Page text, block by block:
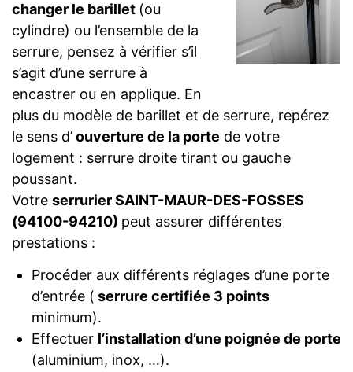
changer le barillet (ou
cylindre) ou l’ensemble de la
serrure, pensez à vérifier s’il
s’agit d’une serrure à
encastrer ou en applique. En
plus du modèle de barillet et de serrure, repérez
le sens d’ouverture de la porte de votre
logement : serrure droite tirant ou gauche
poussant.
Votre serrurier SAINT-MAUR-DES-FOSSES
(94100-94210) peut assurer différentes
prestations :
Procéder aux différents réglages d’une porte
d’entrée ( serrure certifiée 3 points
minimum).
Effectuer l’installation d’une poignée de porte
(aluminium, inox, …).